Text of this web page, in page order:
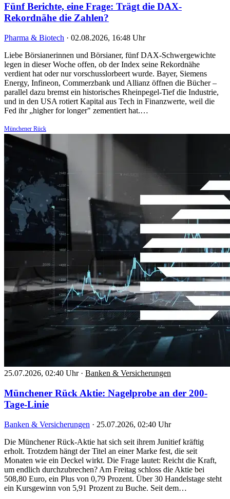
Fünf Berichte, eine Frage: Trägt die DAX-
Rekordnähe die Zahlen?
Pharma & Biotech · 02.08.2026, 16:48 Uhr
Liebe Börsianerinnen und Börsianer, fünf DAX-Schwergewichte
legen in dieser Woche offen, ob der Index seine Rekordnähe
verdient hat oder nur vorschusslorbeert wurde. Bayer, Siemens
Energy, Infineon, Commerzbank und Allianz öffnen die Bücher –
parallel dazu bremst ein historisches Rheinpegel-Tief die Industrie,
und in den USA rotiert Kapital aus Tech in Finanzwerte, weil die
Fed ihr „higher for longer" zementiert hat.…
Münchener Rück
25.07.2026, 02:40 Uhr · Banken & Versicherungen
Münchener Rück Aktie: Nagelprobe an der 200-
Tage-Linie
Banken & Versicherungen · 25.07.2026, 02:40 Uhr
Die Münchener Rück-Aktie hat sich seit ihrem Junitief kräftig
erholt. Trotzdem hängt der Titel an einer Marke fest, die seit
Monaten wie ein Deckel wirkt. Die Frage lautet: Reicht die Kraft,
um endlich durchzubrechen? Am Freitag schloss die Aktie bei
508,80 Euro, ein Plus von 0,79 Prozent. Über 30 Handelstage steht
ein Kursgewinn von 5,91 Prozent zu Buche. Seit dem…